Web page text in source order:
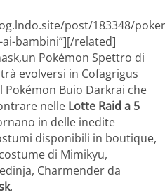
post/183348/
bambini”][/related]
Pokémon Spettro di
evolversi in Cofagrigus
Pokémon Buio Darkrai che
nelle Lotte Raid a 5
in delle inedite
disponibili in boutique,
di Mimikyu,
Charmender da
.